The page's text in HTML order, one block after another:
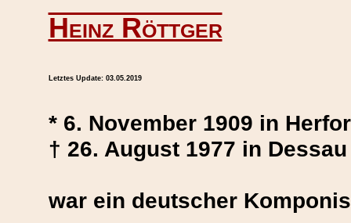
Heinz Röttger
Letztes Update: 03.05.2019
* 6. November 1909 in
† 26. August 1977 in Dessau
war ein deutscher